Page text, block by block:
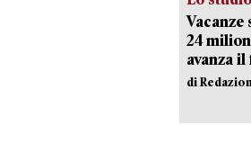
Vacanze
24
avanza
di